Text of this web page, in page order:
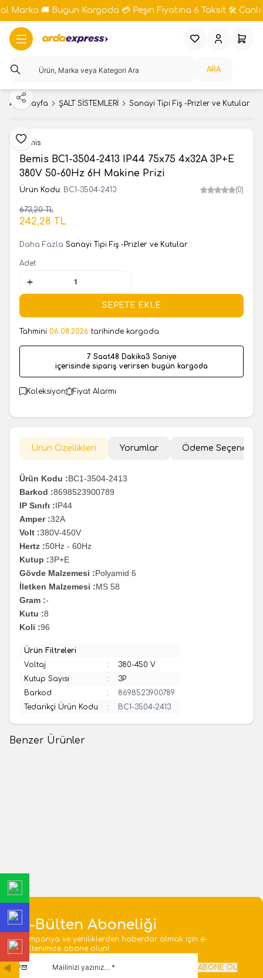
Marka 🚚 Bugün Kargoda 💳 Peşin Fiyatına 6 Taksit 🛠️ Canlı
ARA
FavorilerimHesabım
Ana Sayfa ŞALT SİSTEMLERİ Sanayi Tipi Fiş -Prizler ve Kutular
Favoriye Ekle
Paylaş
Bemis
Bemis BC1-3504-2413 IP44 75x75 4x32A 3P+E
380V 50-60Hz 6H Makine Prizi
Ürün Kodu: BC1-3504-2413 (0)
673,20TL
242,28 TL
Daha Fazla Sanayi Tipi Fiş -Prizler ve Kutular
Adet
SEPETE EKLE
Tahmini 06.08.2026 tarihinde kargoda
7 Saat48 Dakika2 Saniye
içerisinde sipariş verirsen bugün kargoda
Koleksiyon Fiyat Alarmı
Ürün Özellikleri Yorumlar Ödeme
Ürün Kodu :BC1-3504-2413
Barkod :8698523900789
IP Sınıfı :IP44
Amper :32A
Volt :380V-450V
Hertz :50Hz - 60Hz
Kutup :3P+E
Gövde Malzemesi :Polyamid 6
İletken Malzemesi :MS 58
Gram :-
Kutu :8
Koli :96
Ürün Filtreleri
Voltaj
:
380-450 V
Kutup Sayısı
:
3P
Barkod
:
8698523900789
Tedarikçi Ürün Kodu
: BC1-3504-2413
Benzer Ürünler
E-Bülten Aboneliği
Kampanya ve yeniliklerden haberdar olmak için e-
bültenimize abone olun!
ABONE OL